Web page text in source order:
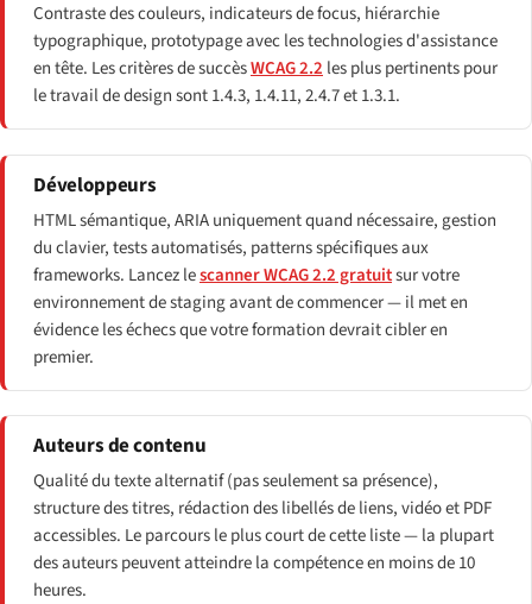
Contraste des couleurs, indicateurs de focus, hiérarchie
typographique, prototypage avec les technologies d'assistance
en tête. Les critères de succèsWCAG 2.2les plus pertinents pour
le travail de design sont 1.4.3, 1.4.11, 2.4.7 et 1.3.1.
Développeurs
HTML sémantique, ARIA uniquement quand nécessaire, gestion
du clavier, tests automatisés, patterns spécifiques aux
frameworks. Lancez lescanner WCAG 2.2 gratuitsur votre
environnement de staging avant de commencer — il met en
évidence les échecs que votre formation devrait cibler en
premier.
Auteurs de contenu
Qualité du texte alternatif (pas seulement sa présence),
structure des titres, rédaction des libellés de liens, vidéo et PDF
accessibles. Le parcours le plus court de cette liste — la plupart
des auteurs peuvent atteindre la compétence en moins de 10
heures.